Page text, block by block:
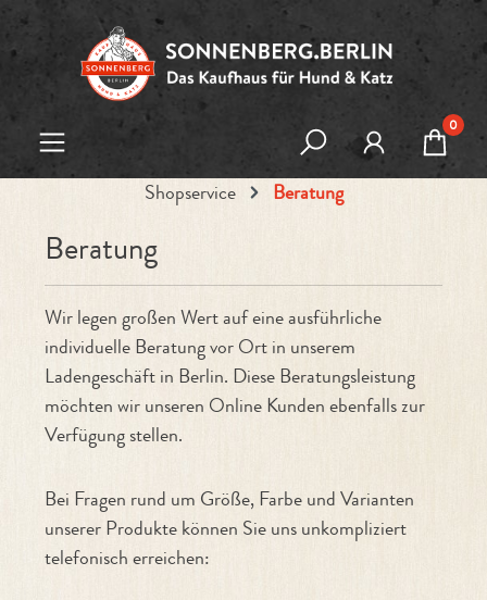
Zum Hauptinhalt springen
0
Shopservice Beratung
Beratung
Wir legen großen Wert auf eine ausführliche
individuelle Beratung vor Ort in unserem
Ladengeschäft in Berlin. Diese Beratungsleistung
möchten wir unseren Online Kunden ebenfalls zur
Verfügung stellen.
Bei Fragen rund um Größe, Farbe und Varianten
unserer Produkte können Sie uns unkompliziert
telefonisch erreichen: